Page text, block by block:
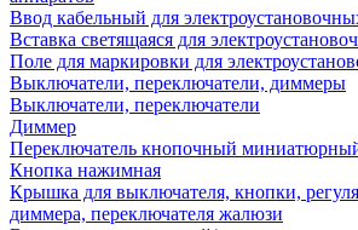
Ввод кабельный для
Вставка светящаяся для
Поле для маркировки для
Выключатели, переключатели, диммеры
Выключатели, переключатели
Диммер
Переключатель кнопочный
Кнопка нажимная
Крышка для выключателя, кнопки,
диммера, переключателя жалюзи